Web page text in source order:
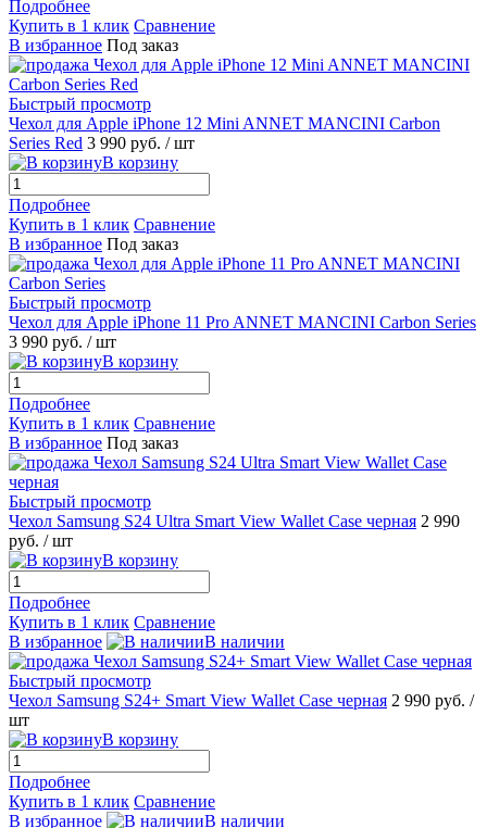
Подробнее
Купить в 1 клик Сравнение
В избранное Под заказ
Быстрый просмотр
Чехол для Apple iPhone 12 Mini ANNET MANCINI Carbon
Series Red 3 990 руб. / шт
В корзину
Подробнее
Купить в 1 клик Сравнение
В избранное Под заказ
Быстрый просмотр
Чехол для Apple iPhone 11 Pro ANNET MANCINI Carbon Series
3 990 руб. / шт
В корзину
Подробнее
Купить в 1 клик Сравнение
В избранное Под заказ
Быстрый просмотр
Чехол Samsung S24 Ultra Smart View Wallet Case черная 2 990
руб. / шт
В корзину
Подробнее
Купить в 1 клик Сравнение
В избранное
В наличии
Быстрый просмотр
Чехол Samsung S24+ Smart View Wallet Case черная 2 990 руб. /
шт
В корзину
Подробнее
Купить в 1 клик Сравнение
В избранное
В наличии